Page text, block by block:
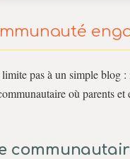
limite pas à un simple blog :
où parents et